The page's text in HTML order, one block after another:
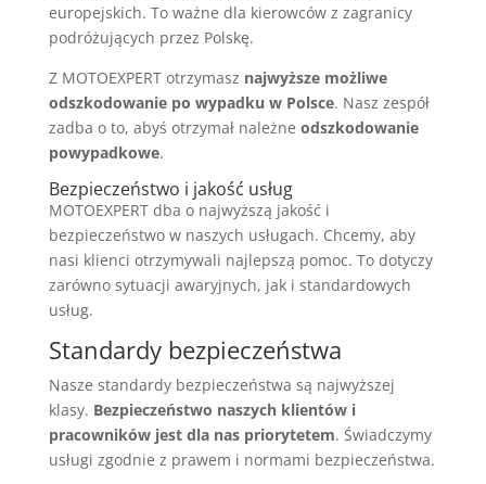
europejskich. To ważne dla kierowców z zagranicy
podróżujących przez Polskę.
Z MOTOEXPERT otrzymasz najwyższe możliwe
odszkodowanie po wypadku w Polsce. Nasz zespół
zadba o to, abyś otrzymał należne odszkodowanie
powypadkowe.
Bezpieczeństwo i jakość usług
MOTOEXPERT dba o najwyższą jakość i
bezpieczeństwo w naszych usługach. Chcemy, aby
nasi klienci otrzymywali najlepszą pomoc. To dotyczy
zarówno sytuacji awaryjnych, jak i standardowych
usług.
Standardy bezpieczeństwa
Nasze standardy bezpieczeństwa są najwyższej
klasy. Bezpieczeństwo naszych klientów i
pracowników jest dla nas priorytetem. Świadczymy
usługi zgodnie z prawem i normami bezpieczeństwa.